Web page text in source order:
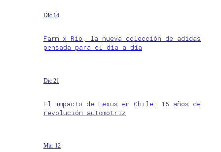
Dic 14
Farm x Rio, la nueva colección de adidas
pensada para el día a día
Dic 21
El impacto de Lexus en Chile: 15 años de
revolución automotriz
Mar 12